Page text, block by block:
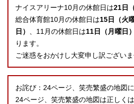
ナイスアリーナ10月の休館日は21日
総合体育館10月の休館日は15日（火
日） 、11月の休館日は11日（月曜日）
ります。
ご迷惑をおかけし大変申し訳ございま
お詫び：24ページ、笑売繁盛の地図
24ページ、笑売繁盛の地図は正しくは